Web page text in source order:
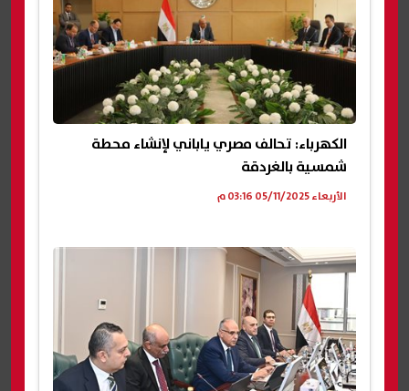
الكهرباء: تحالف مصري ياباني لإنشاء محطة
شمسية بالغردقة
الأربعاء 05/11/2025 03:16 م